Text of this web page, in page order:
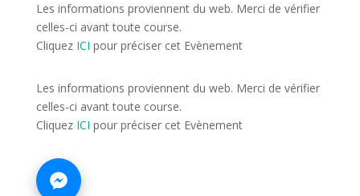
Les informations proviennent du web. Merci de vérifier
celles-ci avant toute course.
Cliquez ICI pour préciser cet Evènement
Les informations proviennent du web. Merci de vérifier
celles-ci avant toute course.
Cliquez ICI pour préciser cet Evènement